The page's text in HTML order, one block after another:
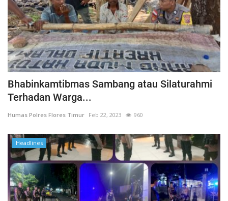
Bhabinkamtibmas Sambang atau Silaturahmi
Terhadan Warga...
Humas Polres Flores Timur Feb 22, 2023 960
Headlines